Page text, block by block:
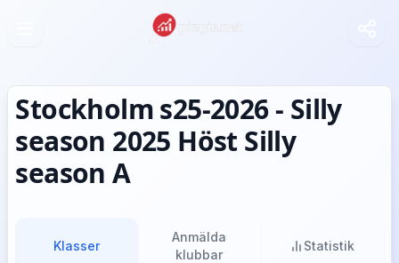
Stockholm s25-2026 - Silly
season 2025 Höst Silly
season A
Klasser
Anmälda
klubbar
Statistik